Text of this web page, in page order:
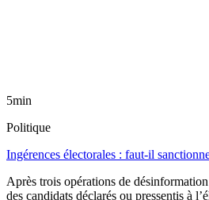
5min
Politique
Ingérences électorales : faut-il
Après trois opérations de
des candidats déclarés ou pressentis à